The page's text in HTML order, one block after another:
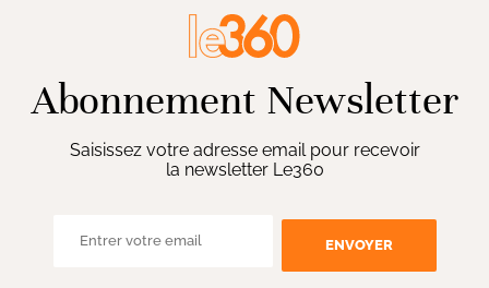
Abonnement Newsletter
Saisissez votre adresse email pour recevoir
la newsletter Le360
ENVOYER